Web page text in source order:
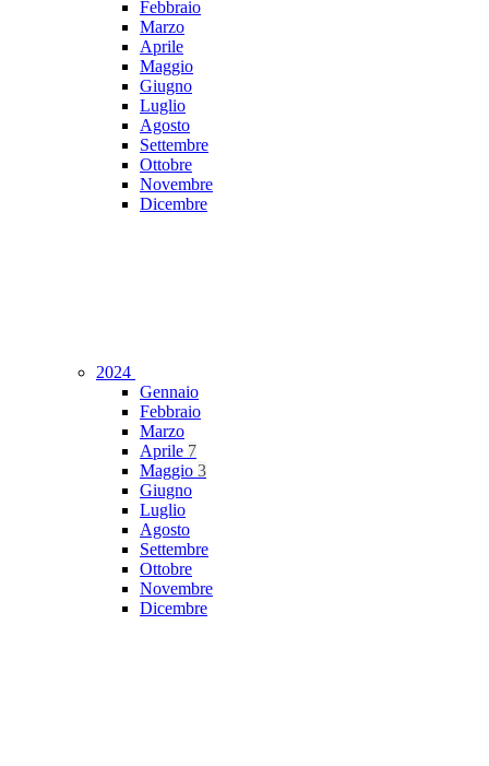
Febbraio
Marzo
Aprile
Maggio
Giugno
Luglio
Agosto
Settembre
Ottobre
Novembre
Dicembre
2024
Gennaio
Febbraio
Marzo
Aprile 7
Maggio 3
Giugno
Luglio
Agosto
Settembre
Ottobre
Novembre
Dicembre